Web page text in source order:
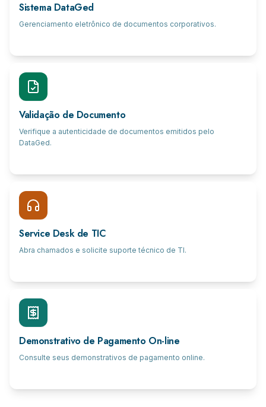
Sistema DataGed
Gerenciamento eletrônico de documentos corporativos.
Validação de Documento
Verifique a autenticidade de documentos emitidos pelo
DataGed.
Service Desk de TIC
Abra chamados e solicite suporte técnico de TI.
Demonstrativo de Pagamento On-line
Consulte seus demonstrativos de pagamento online.